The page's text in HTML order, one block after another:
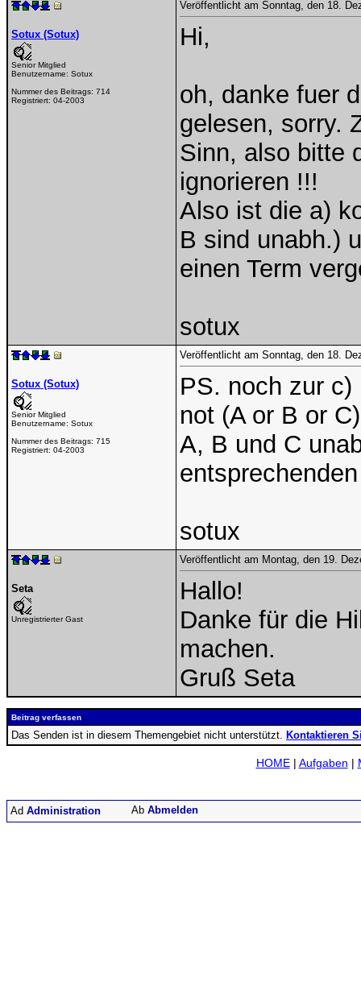
Sotux (Sotux)
Senior Mitglied
Benutzername: Sotux
Nummer des Beitrags: 714
Registriert: 04-2003
Veröffentlicht am Sonntag, den 18.
Hi,
oh, danke fuer
gelesen, sorry.
Sinn, also bitte
ignorieren !!!
Also ist die a)
B sind unabh.)
einen Term
sotux
Sotux (Sotux)
Senior Mitglied
Benutzername: Sotux
Nummer des Beitrags: 715
Registriert: 04-2003
Veröffentlicht am Sonntag, den 18.
PS. noch zur c)
not (A or B or
A, B und C
sotux
Seta
Unregistrierter Gast
Veröffentlicht am Montag, den 19.
Hallo!
Danke für die
machen.
Gruß Seta
Beitrag verfassen
Das Senden ist in diesem Themengebiet nicht unterstützt. Kontaktieren
HOME| Aufgaben |
Administration Abmelden